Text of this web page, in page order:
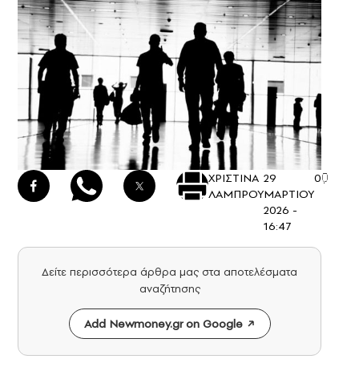
ΧΡΙΣΤΙΝΑ
ΛΑΜΠΡΟΥ
29
ΜΑΡΤΙΟΥ
2026 -
16:47
0
Δείτε περισσότερα άρθρα μας στα αποτελέσματα
αναζήτησης
Add Newmoney.gr on Google